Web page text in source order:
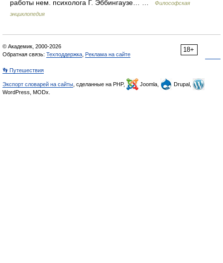
работы нем. психолога Г. Эббингаузе… …
Философская
энциклопедия
18+
© Академик, 2000-2026
Обратная связь: Техподдержка Реклама на сайте
👣 Путешествия
Экспорт словарей на сайты , сделанные на PHP, Joomla,
Drupal,
WordPress, MODx.